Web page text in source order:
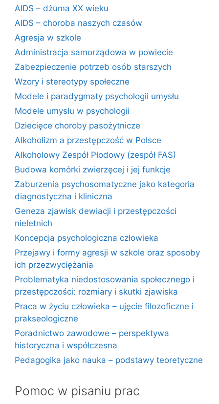
AIDS – dżuma XX wieku
AIDS – choroba naszych czasów
Agresja w szkole
Administracja samorządowa w powiecie
Zabezpieczenie potrzeb osób starszych
Wzory i stereotypy społeczne
Modele i paradygmaty psychologii umysłu
Modele umysłu w psychologii
Dziecięce choroby pasożytnicze
Alkoholizm a przestępczość w Polsce
Alkoholowy Zespół Płodowy (zespół FAS)
Budowa komórki zwierzęcej i jej funkcje
Zaburzenia psychosomatyczne jako kategoria
diagnostyczna i kliniczna
Geneza zjawisk dewiacji i przestępczości
nieletnich
Koncepcja psychologiczna człowieka
Przejawy i formy agresji w szkole oraz sposoby
ich przezwyciężania
Problematyka niedostosowania społecznego i
przestępczości: rozmiary i skutki zjawiska
Praca w życiu człowieka – ujęcie filozoficzne i
prakseologiczne
Poradnictwo zawodowe – perspektywa
historyczna i współczesna
Pedagogika jako nauka – podstawy teoretyczne
Pomoc w pisaniu prac